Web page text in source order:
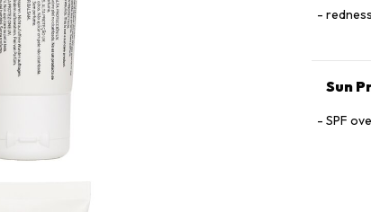
redness
Sun
SPF